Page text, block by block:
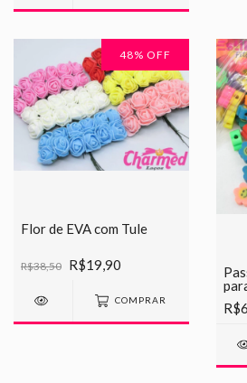
48% OFF
Flor de EVA com Tule
R$38,50 R$19,90
COMPRAR